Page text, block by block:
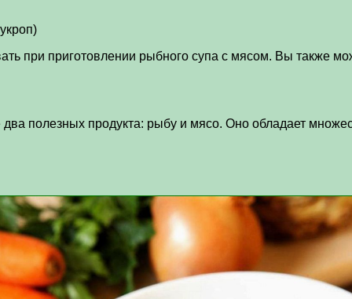
при приготовлении рыбного супа с мясом. Вы также
полезных продукта: рыбу и мясо. Оно обладает